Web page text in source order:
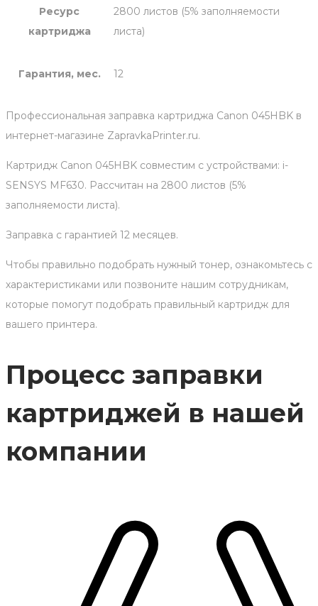
Ресурс
картриджа
2800 листов (5% заполняемости
листа)
Гарантия, мес. 12
Профессиональная заправка картриджа Canon 045HBK в
интернет-магазине ZapravkaPrinter.ru.
Картридж Canon 045HBK совместим с устройствами: i-
SENSYS MF630. Рассчитан на 2800 листов (5%
заполняемости листа).
Заправка с гарантией 12 месяцев.
Чтобы правильно подобрать нужный тонер, ознакомьтесь с
характеристиками или позвоните нашим сотрудникам,
которые помогут подобрать правильный картридж для
вашего принтера.
Процесс заправки
картриджей в нашей
компании